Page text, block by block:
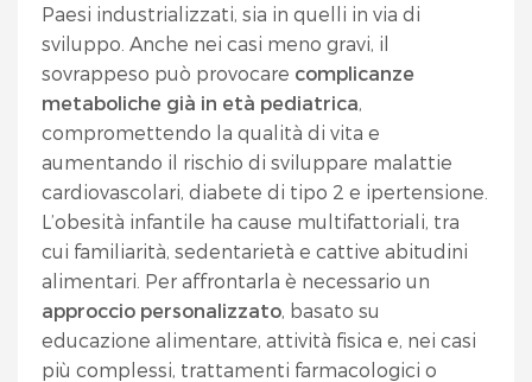
Paesi industrializzati, sia in quelli in via di
sviluppo. Anche nei casi meno gravi, il
sovrappeso può provocare complicanze
metaboliche già in età pediatrica,
compromettendo la qualità di vita e
aumentando il rischio di sviluppare malattie
cardiovascolari, diabete di tipo 2 e ipertensione.
L’obesità infantile ha cause multifattoriali, tra
cui familiarità, sedentarietà e cattive abitudini
alimentari. Per affrontarla è necessario un
approccio personalizzato, basato su
educazione alimentare, attività fisica e, nei casi
più complessi, trattamenti farmacologici o